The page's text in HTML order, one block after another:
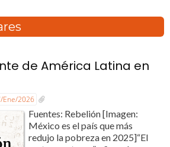
de América Latina en
Ene/2026
Fuentes: Rebelión [Imagen:
México es el país que más
redujo la pobreza en 2025]“El